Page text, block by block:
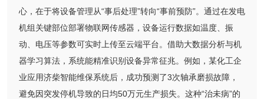
心，在于将设备管理从“事后处理”转向“事前预防”。通过在发电
机组关键部位部署物联网传感器，设备运行数据如温度、振
动、电压等参数可实时上传至云端平台。借助大数据分析与机
器学习算法，系统能精准识别设备异常征兆。例如，某化工企
业应用济柴智能维保系统后，成功预测了3次轴承磨损故障，
避免因突发停机导致的日均50万元生产损失。这种“治未病”的